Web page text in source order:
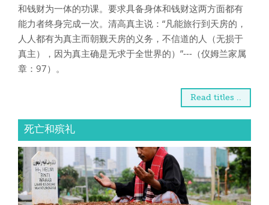
和钱财为一体的功课。要求具备身体和钱财这两方面都有
能力者终身完成一次。清高真主说：“凡能旅行到天房的，
人人都有为真主而朝觐天房的义务，不信道的人（无损于
真主），因为真主确是无求于全世界的）”---（仪姆兰家属
章：97）。
Read titles ..
死亡和殡礼